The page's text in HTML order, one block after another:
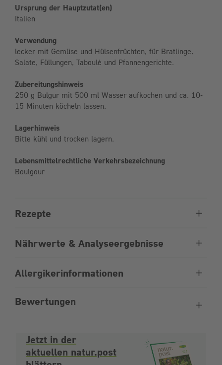
Ursprung der Hauptzutat(en)
Italien
Verwendung
lecker mit Gemüse und Hülsenfrüchten, für Bratlinge,
Salate, Füllungen, Taboulé und Pfannengerichte.
Zubereitungshinweis
250 g Bulgur mit 500 ml Wasser aufkochen und ca. 10-
15 Minuten köcheln lassen.
Lagerhinweis
Bitte kühl und trocken lagern.
Lebensmittelrechtliche Verkehrsbezeichnung
Boulgour
Rezepte
Nährwerte & Analyseergebnisse
Allergikerinformationen
Bewertungen
Jetzt in der
aktuellen natur.post